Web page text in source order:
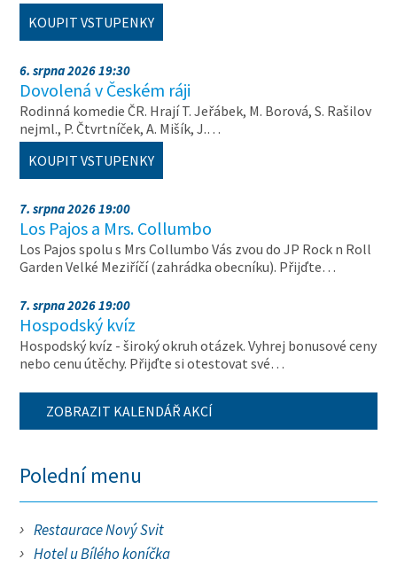
KOUPIT VSTUPENKY
6. srpna 2026 19:30
Dovolená v Českém ráji
Rodinná komedie ČR. Hrají T. Jeřábek, M. Borová, S. Rašilov
nejml., P. Čtvrtníček, A. Mišík, J.…
KOUPIT VSTUPENKY
7. srpna 2026 19:00
Los Pajos a Mrs. Collumbo
Los Pajos spolu s Mrs Collumbo Vás zvou do JP Rock n Roll
Garden Velké Meziříčí (zahrádka obecníku). Přijďte…
7. srpna 2026 19:00
Hospodský kvíz
Hospodský kvíz - široký okruh otázek. Vyhrej bonusové ceny
nebo cenu útěchy. Přijďte si otestovat své…
ZOBRAZIT KALENDÁŘ AKCÍ
Polední menu
Restaurace Nový Svit
Hotel u Bílého koníčka